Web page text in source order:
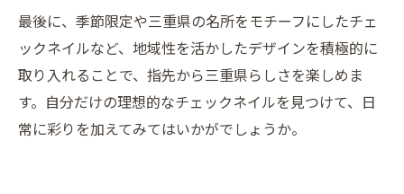
最後に、季節限定や三重県の名所をモチーフにしたチェ
ックネイルなど、地域性を活かしたデザインを積極的に
取り入れることで、指先から三重県らしさを楽しめま
す。自分だけの理想的なチェックネイルを見つけて、日
常に彩りを加えてみてはいかがでしょうか。